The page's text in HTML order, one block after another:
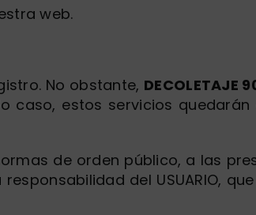
web.
No obstante, DECOLETAJE
caso, estos servicios
de orden público, a las
del USUARIO,